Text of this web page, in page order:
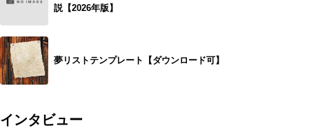
インタビュー
説【2026年版】
夢リストテンプレート【ダウンロード可】